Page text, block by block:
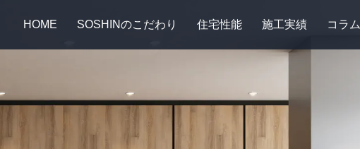
HOME SOSHINのこだわり 住宅性能 施工実績 コラム